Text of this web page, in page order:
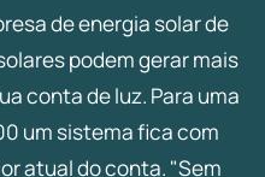
de energia solar de
podem gerar mais
conta de luz. Para uma
um sistema fica com
atual do conta. "Sem